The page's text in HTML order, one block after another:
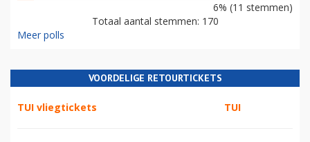
6% (11 stemmen)
Totaal aantal stemmen: 170
Meer polls
VOORDELIGE RETOURTICKETS
TUI vliegtickets TUI